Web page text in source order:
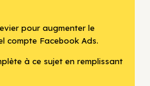
pour augmenter le
compte Facebook Ads.
à ce sujet en remplissant